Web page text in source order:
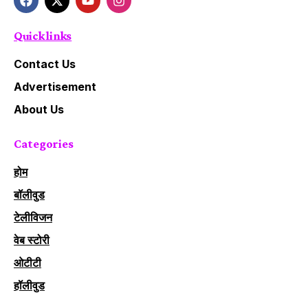
Quick links
Contact Us
Advertisement
About Us
Categories
होम
बॉलीवुड
टेलीविजन
वेब स्टोरी
ओटीटी
हॉलीवुड